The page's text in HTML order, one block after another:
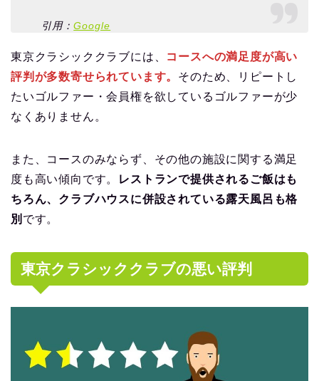
引用：Google
東京クラシッククラブには、 コースへの満足度が高い
評判が多数寄せられています。 そのため、リピートし
たいゴルファー・会員権を欲しているゴルファーが少
なくありません。
また、コースのみならず、その他の施設に関する満足
度も高い傾向です。
レストランで提供されるご飯はも
ちろん、クラブハウスに併設されている露天風呂も格
別 です。
東京クラシッククラブの悪い評判